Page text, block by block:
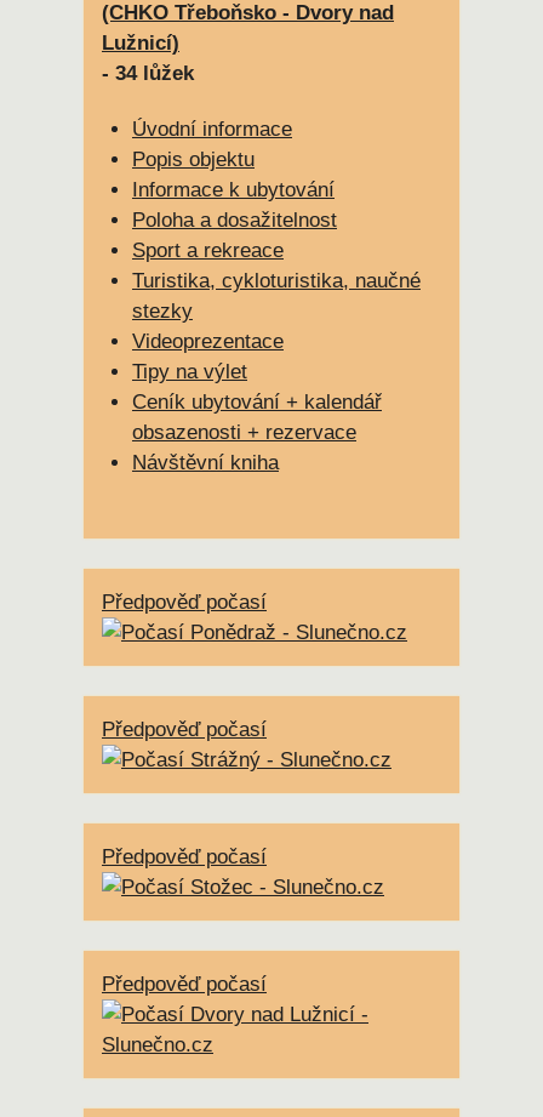
(CHKO Třeboňsko - Dvory nad
Lužnicí)
- 34 lůžek
Úvodní informace
Popis objektu
Informace k ubytování
Poloha a dosažitelnost
Sport a rekreace
Turistika, cykloturistika, naučné
stezky
Videoprezentace
Tipy na výlet
Ceník ubytování + kalendář
obsazenosti + rezervace
Návštěvní kniha
Předpověď počasí
Předpověď počasí
Předpověď počasí
Předpověď počasí